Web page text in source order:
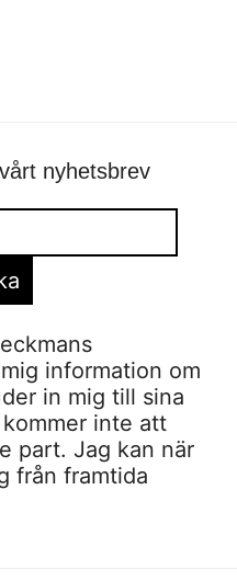
nyhetsbrev
information om
in mig till sina
inte att
part. Jag kan när
från framtida